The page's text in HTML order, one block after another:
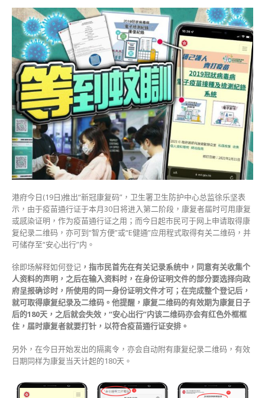
港
“新
冠
康
复
码”
有
效
期
半
年
逾
期
后
二
码
呈
现
红
色
外
框
提
示〉
中
港府今日(19日)推出“新冠康复码”，卫生署卫生防护中心总监徐乐坚表
示，由于疫苗通行证于本月30日将进入第二阶段，康复者届时可用康复
或感染证明，作为疫苗通行证之用；而今日起市民可于网上申请取得康
复纪录二维码，亦可到“智方便”或“E健通”应用程式取得有关二维码，并
可储存至“安心出行”内。
徐即场解释如何登记 ，指市民首先在有关记录系统中，同意有关收集个
人资料的声明，之后在输入资料时，在身份证明文件的部分要选择向政
府呈报确诊时，所使用的同一身份证明文件才可；在完成整个登记后，
就可取得康复纪录及二维码。他提醒，康复二维码的有效期为康复日子
后的180天，之后就会失效，“安心出行”内该二维码亦会有红色外框框
住，届时康复者就要打针，以符合疫苗通行证安排。
另外，在今日开始发出的隔离令，亦会自动附有康复纪录二维码，有效
日期同样为康复当天计起的180天。